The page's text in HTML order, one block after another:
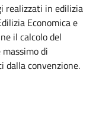
realizzati in edilizia
Economica e
il calcolo del
di
dalla convenzione.